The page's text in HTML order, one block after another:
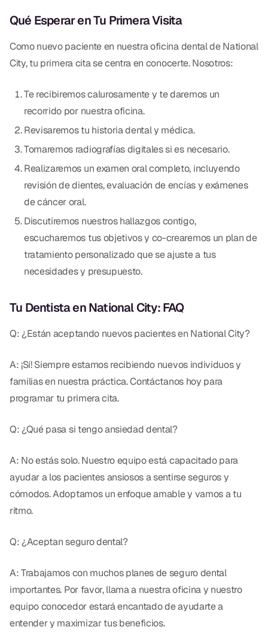
Qué Esperar en Tu Primera Visita
Como nuevo paciente en nuestra oficina dental de National
City, tu primera cita se centra en conocerte. Nosotros:
Te recibiremos calurosamente y te daremos un
recorrido por nuestra oficina.
Revisaremos tu historia dental y médica.
Tomaremos radiografías digitales si es necesario.
Realizaremos un examen oral completo, incluyendo
revisión de dientes, evaluación de encías y exámenes
de cáncer oral.
Discutiremos nuestros hallazgos contigo,
escucharemos tus objetivos y co-crearemos un plan de
tratamiento personalizado que se ajuste a tus
necesidades y presupuesto.
Tu Dentista en National City: FAQ
Q: ¿Están aceptando nuevos pacientes en National City?
A: ¡Sí! Siempre estamos recibiendo nuevos individuos y
familias en nuestra práctica. Contáctanos hoy para
programar tu primera cita.
Q: ¿Qué pasa si tengo ansiedad dental?
A: No estás solo. Nuestro equipo está capacitado para
ayudar a los pacientes ansiosos a sentirse seguros y
cómodos. Adoptamos un enfoque amable y vamos a tu
ritmo.
Q: ¿Aceptan seguro dental?
A: Trabajamos con muchos planes de seguro dental
importantes. Por favor, llama a nuestra oficina y nuestro
equipo conocedor estará encantado de ayudarte a
entender y maximizar tus beneficios.